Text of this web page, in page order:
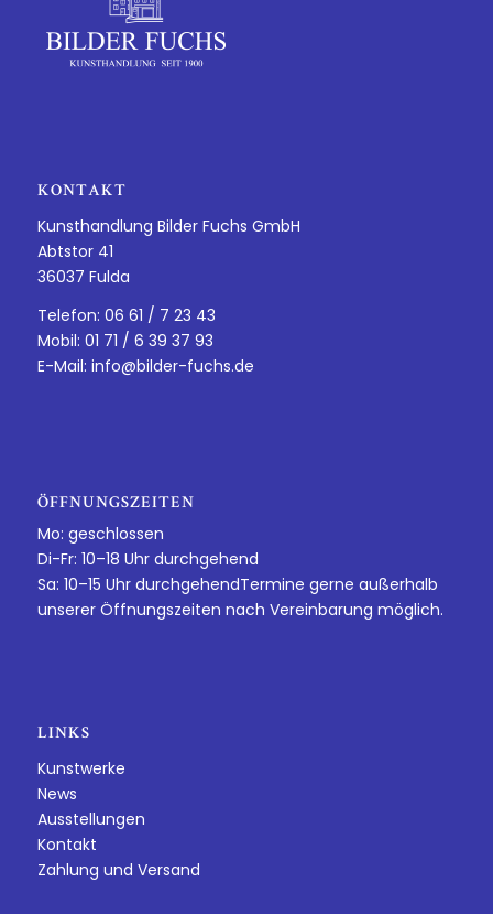
KONTAKT
Kunsthandlung Bilder Fuchs GmbH
Abtstor 41
36037 Fulda
Telefon: 06 61 / 7 23 43
Mobil: 01 71 / 6 39 37 93
E-Mail: info@bilder-fuchs.de
ÖFFNUNGSZEITEN
Mo: geschlossen
Di-Fr: 10–18 Uhr durchgehend
Sa: 10–15 Uhr durchgehendTermine gerne außerhalb
unserer Öffnungszeiten nach Vereinbarung möglich.
LINKS
Kunstwerke
News
Ausstellungen
Kontakt
Zahlung und Versand